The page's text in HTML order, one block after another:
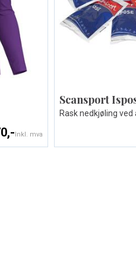
Inkl. mva
Scansport
Rask nedkjøling